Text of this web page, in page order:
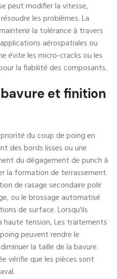
peut modifier la vitesse,
les problèmes. La
la tolérance à travers
aérospatiales ou
évite les micro-cracks ou les
la fiabilité des composants.
et finition
du coup de poing en
des bords lisses ou une
du dégagement de punch à
la formation de terrassement.
de rasage secondaire polir
ou le brossage automatisé
de surface. Lorsqu'ils
tension, Les traitements
peuvent rendre le
la taille de la bavure.
vérifie que les pièces sont